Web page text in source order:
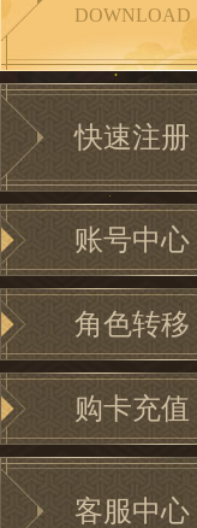
DOWNLOAD
快速注册
账号中心
角色转移
购卡充值
客服中心